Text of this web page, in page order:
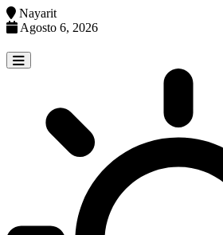
Nayarit
Agosto 6, 2026
to
content